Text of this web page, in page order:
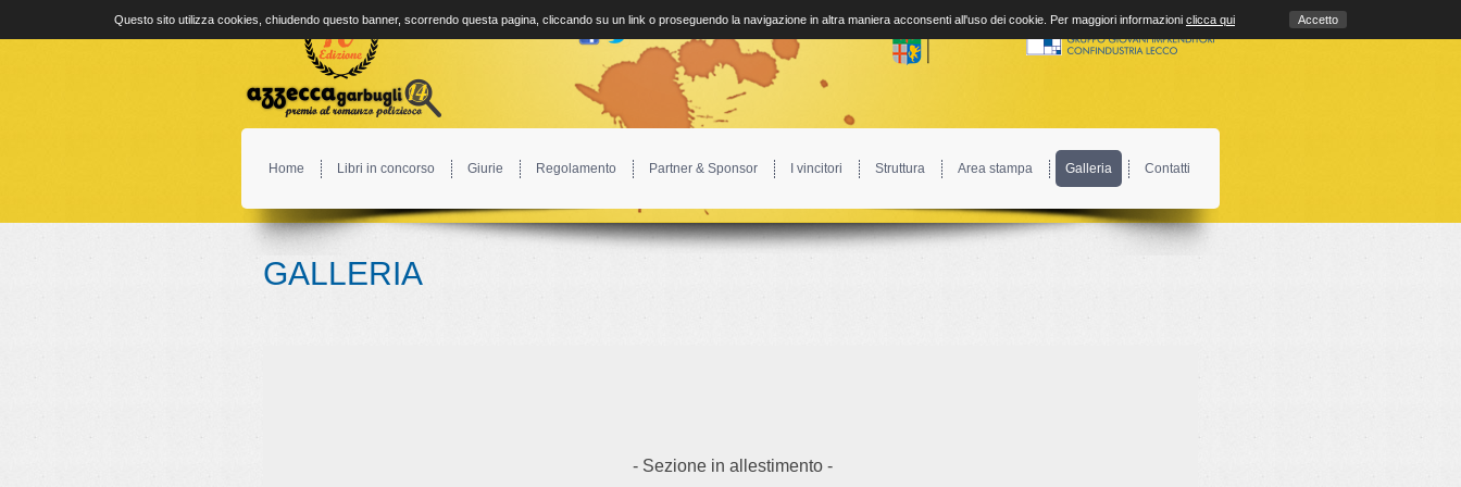
Home Libri in concorso Giurie Regolamento Partner & Sponsor I vincitori Struttura Area stampa Galleria Contatti
GALLERIA
- Sezione in allestimento -
Questo sito utilizza cookies, chiudendo questo banner, scorrendo questa pagina, cliccando su un link o proseguendo la navigazione in altra maniera acconsenti all'uso dei cookie. Per maggiori informazioni clicca qui Accetto